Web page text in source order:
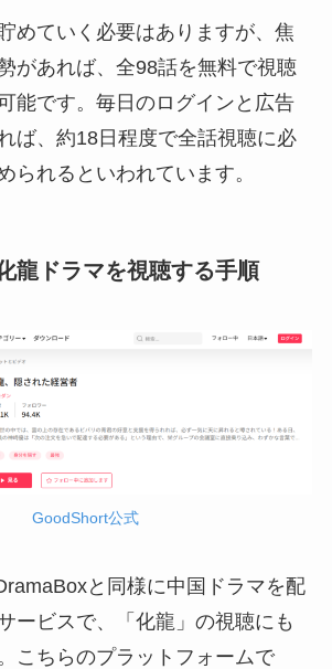
めていく必要はありますが、焦
があれば、全98話を無料で視聴
能です。毎日のログインと広告
ば、約18日程度で全話視聴に必
られるといわれています。
龍ドラマを視聴する手順
GoodShort公式
と同様に中国ドラマを配
ービスで、「化龍」の視聴にも
こちらのプラットフォームで